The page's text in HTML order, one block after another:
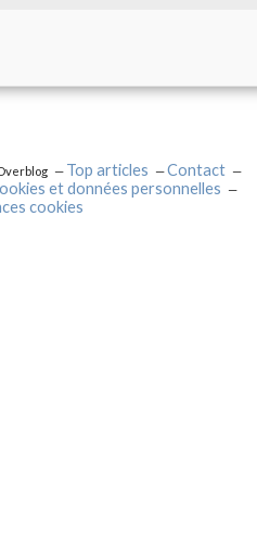
Top articles
Contact
et données personnelles
cookies